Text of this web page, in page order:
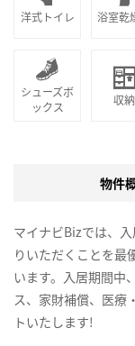
洋式トイレ 浴室乾
シューズボ
ックス
収納
物件
マイナビBizでは、
りいただくことを最
います。入居期間中
ス、家財補償、医療
トいたします!